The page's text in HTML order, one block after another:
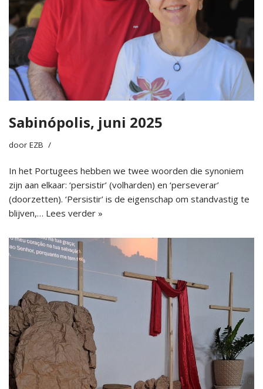
Sabinópolis, juni 2025
door EZB
In het Portugees hebben we twee woorden die synoniem
zijn aan elkaar: ‘persistir’ (volharden) en ‘perseverar’
(doorzetten). ‘Persistir’ is de eigenschap om standvastig te
blijven,… Lees verder »